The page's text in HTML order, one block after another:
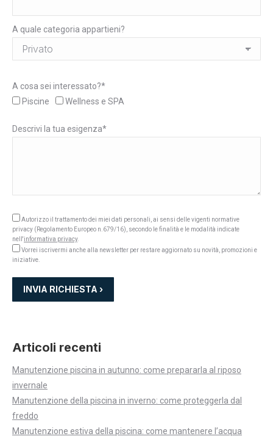
A quale categoria appartieni?
A cosa sei interessato?*
Piscine
Wellness e SPA
Descrivi la tua esigenza*
Autorizzo il trattamento dei miei dati personali, ai sensi delle vigenti normative
privacy (Regolamento Europeo n.679/16), secondo le finalità e le modalità indicate
nell'informativa privacy.
Vorrei iscrivermi anche alla newsletter per restare aggiornato su novità, promozioni e
iniziative.
Articoli recenti
Manutenzione piscina in autunno: come prepararla al riposo
invernale
Manutenzione della piscina in inverno: come proteggerla dal
freddo
Manutenzione estiva della piscina: come mantenere l’acqua